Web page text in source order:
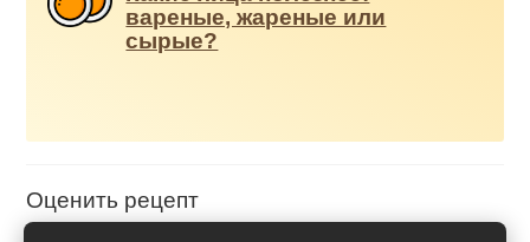
вареные, жареные или
сырые?
Оценить рецепт